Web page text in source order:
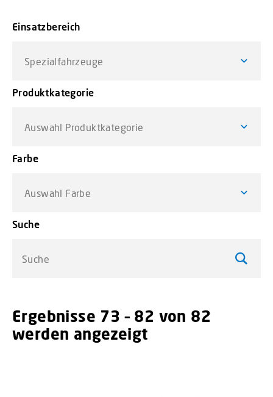
Einsatzbereich
Spezialfahrzeuge
Produktkategorie
Auswahl Produktkategorie
Farbe
Auswahl Farbe
Suche
Ergebnisse 73 – 82 von 82
werden angezeigt